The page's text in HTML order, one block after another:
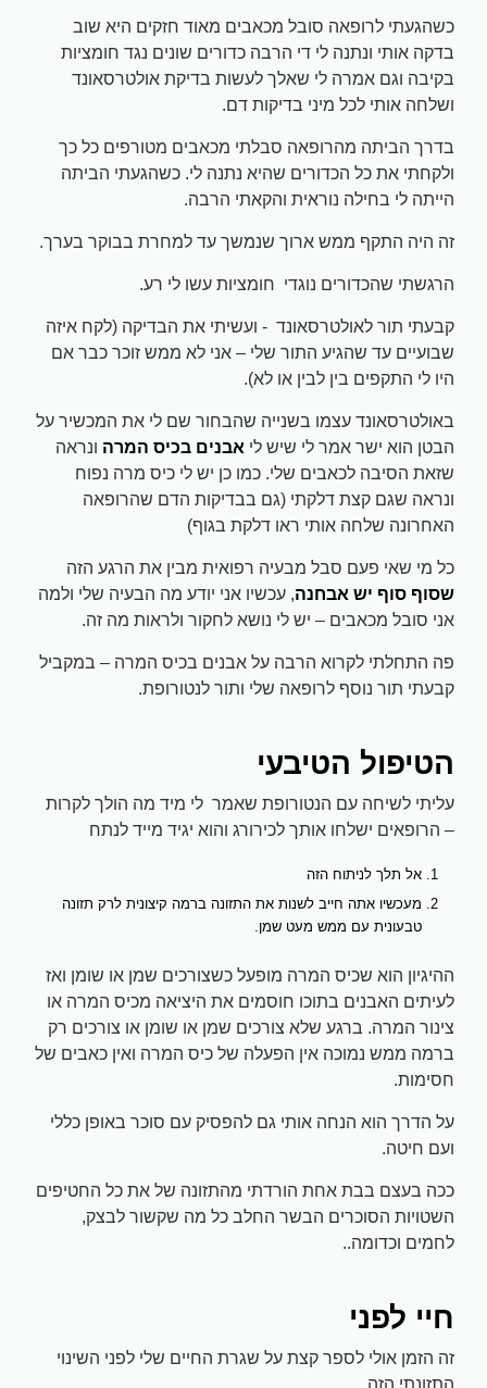
כשהגעתי לרופאה סובל מכאבים מאוד חזקים היא שוב
בדקה אותי ונתנה לי די הרבה כדורים שונים נגד חומציות
בקיבה וגם אמרה לי שאלך לעשות בדיקת אולטרסאונד
ושלחה אותי לכל מיני בדיקות דם.
בדרך הביתה מהרופאה סבלתי מכאבים מטורפים כל כך
ולקחתי את כל הכדורים שהיא נתנה לי. כשהגעתי הביתה
הייתה לי בחילה נוראית והקאתי הרבה.
זה היה התקף ממש ארוך שנמשך עד למחרת בבוקר בערך.
הרגשתי שהכדורים נוגדי חומציות עשו לי רע.
קבעתי תור לאולטרסאונד - ועשיתי את הבדיקה (לקח איזה
שבועיים עד שהגיע התור שלי – אני לא ממש זוכר כבר אם
היו לי התקפים בין לבין או לא).
באולטרסאונד עצמו בשנייה שהבחור שם לי את המכשיר על
הבטן הוא ישר אמר לי שיש לי אבנים בכיס המרה ונראה
שזאת הסיבה לכאבים שלי. כמו כן יש לי כיס מרה נפוח
ונראה שגם קצת דלקתי (גם בבדיקות הדם שהרופאה
האחרונה שלחה אותי ראו דלקת בגוף)
כל מי שאי פעם סבל מבעיה רפואית מבין את הרגע הזה
שסוף סוף יש אבחנה, עכשיו אני יודע מה הבעיה שלי ולמה
אני סובל מכאבים – יש לי נושא לחקור ולראות מה זה.
פה התחלתי לקרוא הרבה על אבנים בכיס המרה – במקביל
קבעתי תור נוסף לרופאה שלי ותור לנטורופת.
הטיפול הטיבעי
עליתי לשיחה עם הנטורופת שאמר לי מיד מה הולך לקרות
– הרופאים ישלחו אותך לכירורג והוא יגיד מייד לנתח
אל תלך לניתוח הזה
מעכשיו אתה חייב לשנות את התזונה ברמה קיצונית לרק תזונה
טבעונית עם ממש מעט שמן.
ההיגיון הוא שכיס המרה מופעל כשצורכים שמן או שומן ואז
לעיתים האבנים בתוכו חוסמים את היציאה מכיס המרה או
צינור המרה. ברגע שלא צורכים שמן או שומן או צורכים רק
ברמה ממש נמוכה אין הפעלה של כיס המרה ואין כאבים של
חסימות.
על הדרך הוא הנחה אותי גם להפסיק עם סוכר באופן כללי
ועם חיטה.
ככה בעצם בבת אחת הורדתי מהתזונה של את כל החטיפים
השטויות הסוכרים הבשר החלב כל מה שקשור לבצק,
לחמים וכדומה..
חיי לפני
זה הזמן אולי לספר קצת על שגרת החיים שלי לפני השינוי
התזונתי הזה.